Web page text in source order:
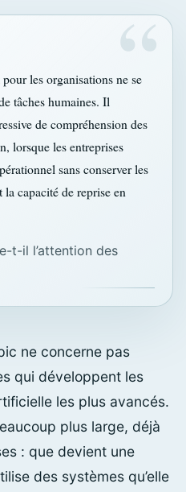
les organisations ne se
tâches humaines. Il
de compréhension des
lorsque les entreprises
sans conserver les
capacité de reprise en
t-il l’attention des
ne concerne pas
qui développent les
les plus avancés.
plus large, déjà
: que devient une
des systèmes qu’elle